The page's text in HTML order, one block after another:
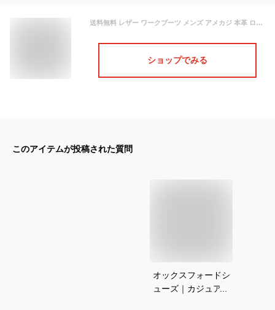
送料無料 レザー ワークブーツ メンズ アメカジ 本革 ローカット オックスフォードシューズ カジュアルシューズ ブーツ シューズ 靴 定番 黒 茶色 ブラック ブラウン GB-8820
ショップでみる
このアイテムが投稿された質問
オックスフォードシ
ューズ｜カジュアル